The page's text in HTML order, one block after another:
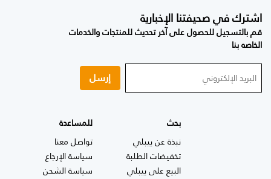
اشترك في صحيفتنا الإخبارية
قم بالتسجيل للحصول على آخر تحديث للمنتجات والخدمات
الخاصه بنا
إرسل
بحث
نبذة عن ييبلي
تخفيضات الطلبة
البيع على ييبلي
للمساعدة
تواصل معنا
سياسة الإرجاع
سياسة الشحن